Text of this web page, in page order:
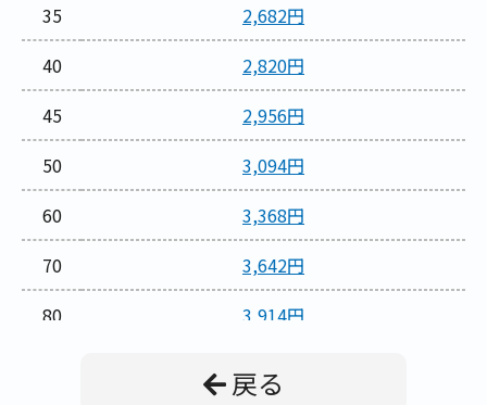
35
2,682円
40
2,820円
45
2,956円
50
3,094円
60
3,368円
70
3,642円
80
3,914円
戻る